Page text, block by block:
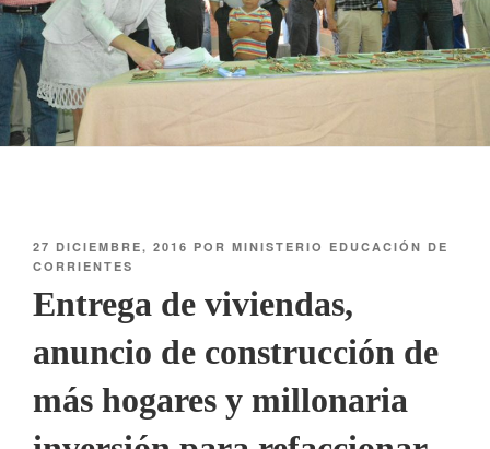
27 DICIEMBRE, 2016 POR MINISTERIO EDUCACIÓN DE
CORRIENTES
Entrega de viviendas,
anuncio de construcción de
más hogares y millonaria